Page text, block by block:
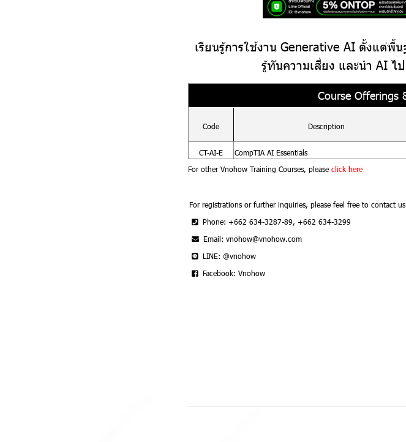
เรียนรู้การใช้งาน Generative AI ตั้งแต่พื้
รู้ทันความเสี่ยง และนำ AI ไ
Course Offerings
Code Description
CT-AI-E CompTIA AI Essentials
For other Vnohow Training Courses, please click here
For registrations or further inquiries, please feel free to contact us
Phone: +662 634-3287-89, +662 634-3299
Email: vnohow@vnohow.com
LINE: @vnohow
Facebook: Vnohow